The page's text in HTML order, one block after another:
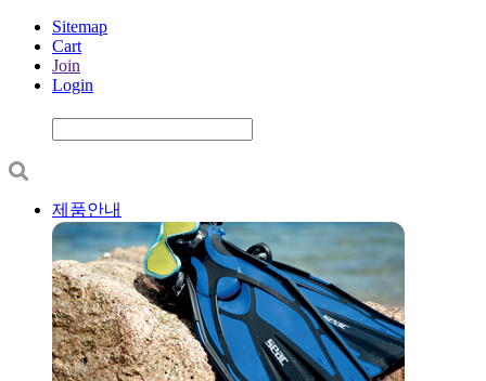
Sitemap
Cart
Join
Login
제품안내